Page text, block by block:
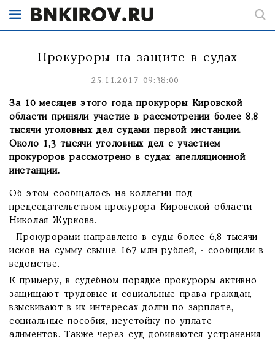
Прокуроры на защите в судах
25.11.2017 09:38:00
За 10 месяцев этого года прокуроры Кировской
области приняли участие в рассмотрении более 8,8
тысячи уголовных дел судами первой инстанции.
Около 1,3 тысячи уголовных дел с участием
прокуроров рассмотрено в судах апелляционной
инстанции.
Об этом сообщалось на коллегии под
председательством прокурора Кировской области
Николая Журкова.
- Прокурорами направлено в суды более 6,8 тысячи
исков на сумму свыше 167 млн рублей, - сообщили в
ведомстве.
К примеру, в судебном порядке прокуроры активно
защищают трудовые и социальные права граждан,
взыскивают в их интересах долги по зарплате,
социальные пособия, неустойку по уплате
алиментов. Также через суд добиваются устранения